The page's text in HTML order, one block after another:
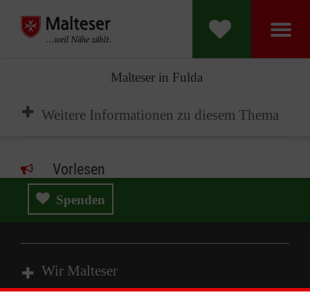
Malteser in Fulda
Weitere Informationen zu diesem Thema
Vorlesen
Spenden
Wir Malteser